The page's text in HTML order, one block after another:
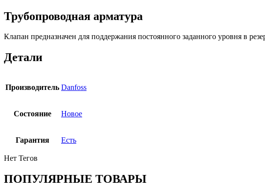
Трубопроводная арматура
Клапан предназначен для поддержания постоянного заданного уровня в
Детали
Производитель Danfoss
Состояние Новое
Гарантия Есть
Нет Тегов
ПОПУЛЯРНЫЕ ТОВАРЫ